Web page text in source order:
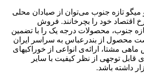
میگو تازه جنوب می‌توان از صیادان محلی
اقتصاد خود را بچرخانند. فروش
جنوب، محصولات درجه یک را با تضمین
محصول از بندرعباس به سراسر ایران
مشتا، ارائه‌ی انواعی از خوراکیهای
قابل توجهی از نظر کیفیت با سایر
داشته باشد.